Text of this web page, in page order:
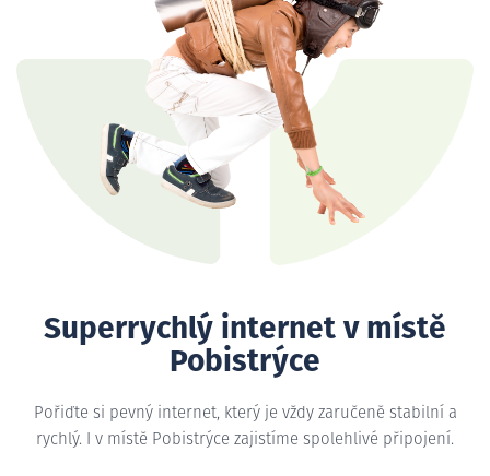
Superrychlý internet v místě
Pobistrýce
Pořiďte si pevný internet, který je vždy zaručeně stabilní a
rychlý. I v místě Pobistrýce zajistíme spolehlivé připojení.